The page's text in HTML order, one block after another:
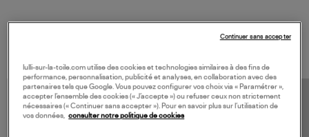
lulli-sur-la-toile.com utilise des cookies et technologies similaires à des fins de
performance, personnalisation, publicité et analyses, en collaboration avec des
partenaires tels que Google. Vous pouvez configurer vos choix via « Paramétrer »,
accepter l’ensemble des cookies (« J’accepte ») ou refuser ceux non strictement
nécessaires (« Continuer sans accepter »). Pour en savoir plus sur l’utilisation de
vos données,
consulter notre politique de cookies
Continuer sans accepter